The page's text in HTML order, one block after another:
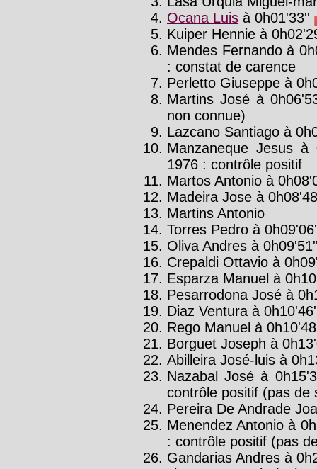
Ocana Luis à 0h01'33''
Kuiper Hennie à
Mendes Fernando à
: constat de carence
Perletto Giuseppe à
Martins José à
non connue)
Lazcano Santiago à
Manzaneque Jesus
1976 : contrôle positif
Martos Antonio à
Madeira Jose à
Martins Antonio
Torres Pedro à
Oliva Andres à
Crepaldi Ottavio à
Esparza Manuel à
Pesarrodona José à
Diaz Ventura à
Rego Manuel à
Borguet Joseph à
Abilleira José-luis à
Nazabal José à
contrôle positif (pas de
Pereira De Andrade
Menendez Antonio à
: contrôle positif (pas
Gandarias Andres à